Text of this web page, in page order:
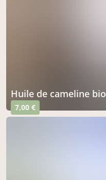
Huile de cameline bio
7,00 €